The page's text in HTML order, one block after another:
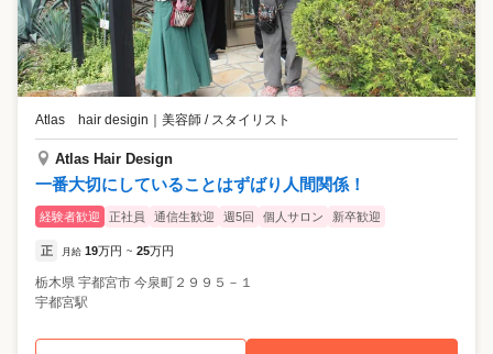
Atlas hair desigin 美容師 / スタイリスト
Atlas Hair Design
一番大切にしていることはずばり人間関係！
経験者歓迎 正社員 通信生歓迎 週5回 個人サロン 新卒歓迎
正 月給 19万円 ~ 25万円
栃木県 宇都宮市 今泉町２９９５－１
宇都宮駅